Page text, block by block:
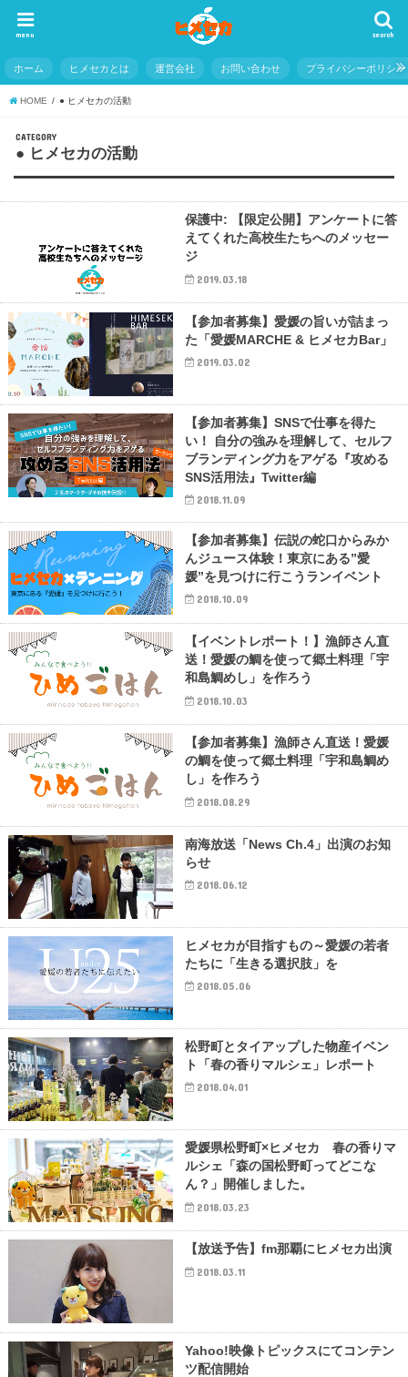
search
menu
ホーム ヒメセカとは 運営会社 お問い合わせ プライバシーポリシー
HOME ● ヒメセカの活動
CATEGORY
● ヒメセカの活動
保護中: 【限定公開】アンケートに答
えてくれた高校生たちへのメッセー
ジ
2019.03.18
【参加者募集】愛媛の旨いが詰まっ
た「愛媛MARCHE & ヒメセカBar」
2019.03.02
【参加者募集】SNSで仕事を得た
い！ 自分の強みを理解して、セルフ
ブランディング力をアゲる『攻める
SNS活用法』Twitter編
2018.11.09
【参加者募集】伝説の蛇口からみか
んジュース体験！東京にある”愛
媛”を見つけに行こうランイベント
2018.10.09
【イベントレポート！】漁師さん直
送！愛媛の鯛を使って郷土料理「宇
和島鯛めし」を作ろう
2018.10.03
【参加者募集】漁師さん直送！愛媛
の鯛を使って郷土料理「宇和島鯛め
し」を作ろう
2018.08.29
南海放送「News Ch.4」出演のお知
らせ
2018.06.12
ヒメセカが目指すもの～愛媛の若者
たちに「生きる選択肢」を
2018.05.06
松野町とタイアップした物産イベン
ト「春の香りマルシェ」レポート
2018.04.01
愛媛県松野町×ヒメセカ 春の香りマ
ルシェ「森の国松野町ってどこな
ん？」開催しました。
2018.03.23
【放送予告】fm那覇にヒメセカ出演
2018.03.11
Yahoo!映像トピックスにてコンテン
ツ配信開始